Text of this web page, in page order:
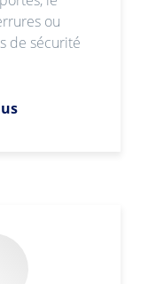
ou
de sécurité